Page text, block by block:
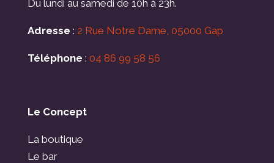
Du lundi au samedi de 10h à 23h.
Adresse : 2 Rue Notre Dame, 05000 Gap
Téléphone : 04 86 99 58 56
Le Concept
La boutique
Le bar